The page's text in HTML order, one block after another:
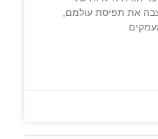
את תפיסת עולמם,